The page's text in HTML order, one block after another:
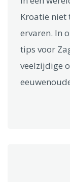
Kroatië niet
ervaren. In
tips voor
veelzijdige